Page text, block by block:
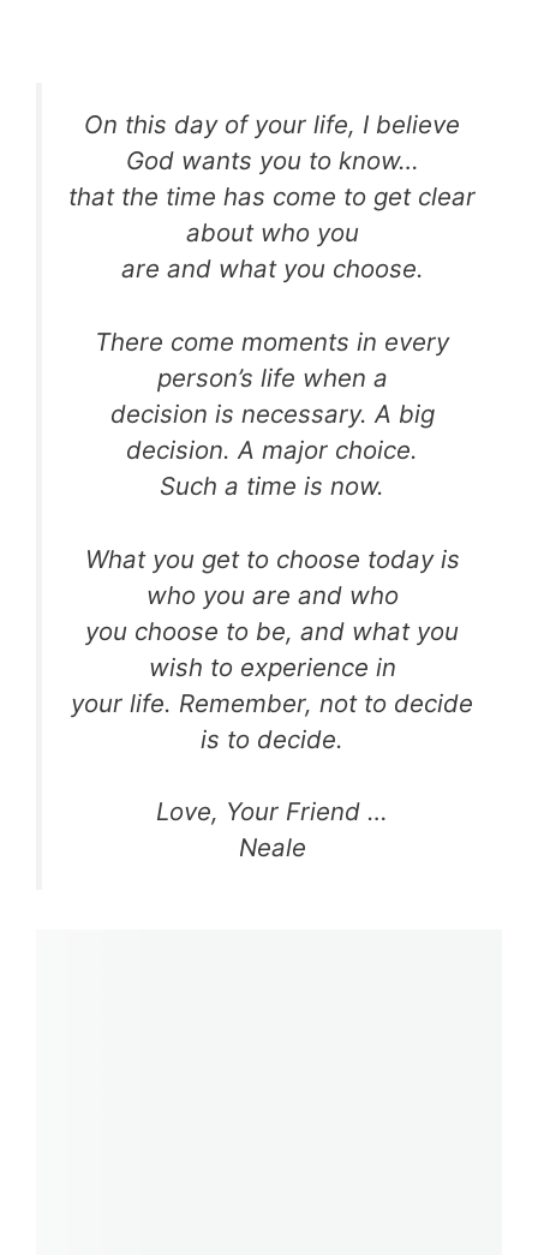
On this day of your life, I believe
God wants you to know…
that the time has come to get clear
about who you
are and what you choose.
There come moments in every
person’s life when a
decision is necessary. A big
decision. A major choice.
Such a time is now.
What you get to choose today is
who you are and who
you choose to be, and what you
wish to experience in
your life. Remember, not to decide
is to decide.
Love, Your Friend …
Neale